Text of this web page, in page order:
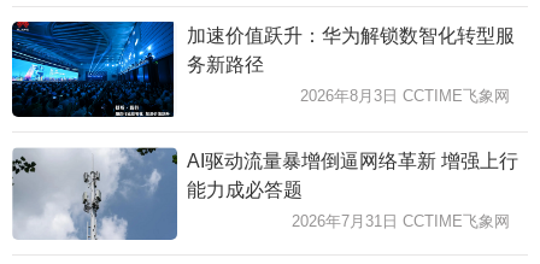
加速价值跃升：华为解锁数智化转型服
务新路径
2026年8月3日 CCTIME飞象网
AI驱动流量暴增倒逼网络革新 增强上行
能力成必答题
2026年7月31日 CCTIME飞象网